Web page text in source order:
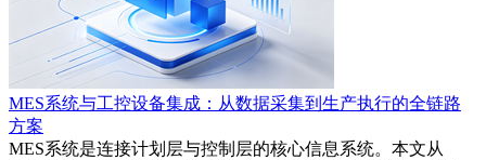
MES系统与工控设备集成：从数据采集到生产执行的全链路
方案
MES系统是连接计划层与控制层的核心信息系统。本文从